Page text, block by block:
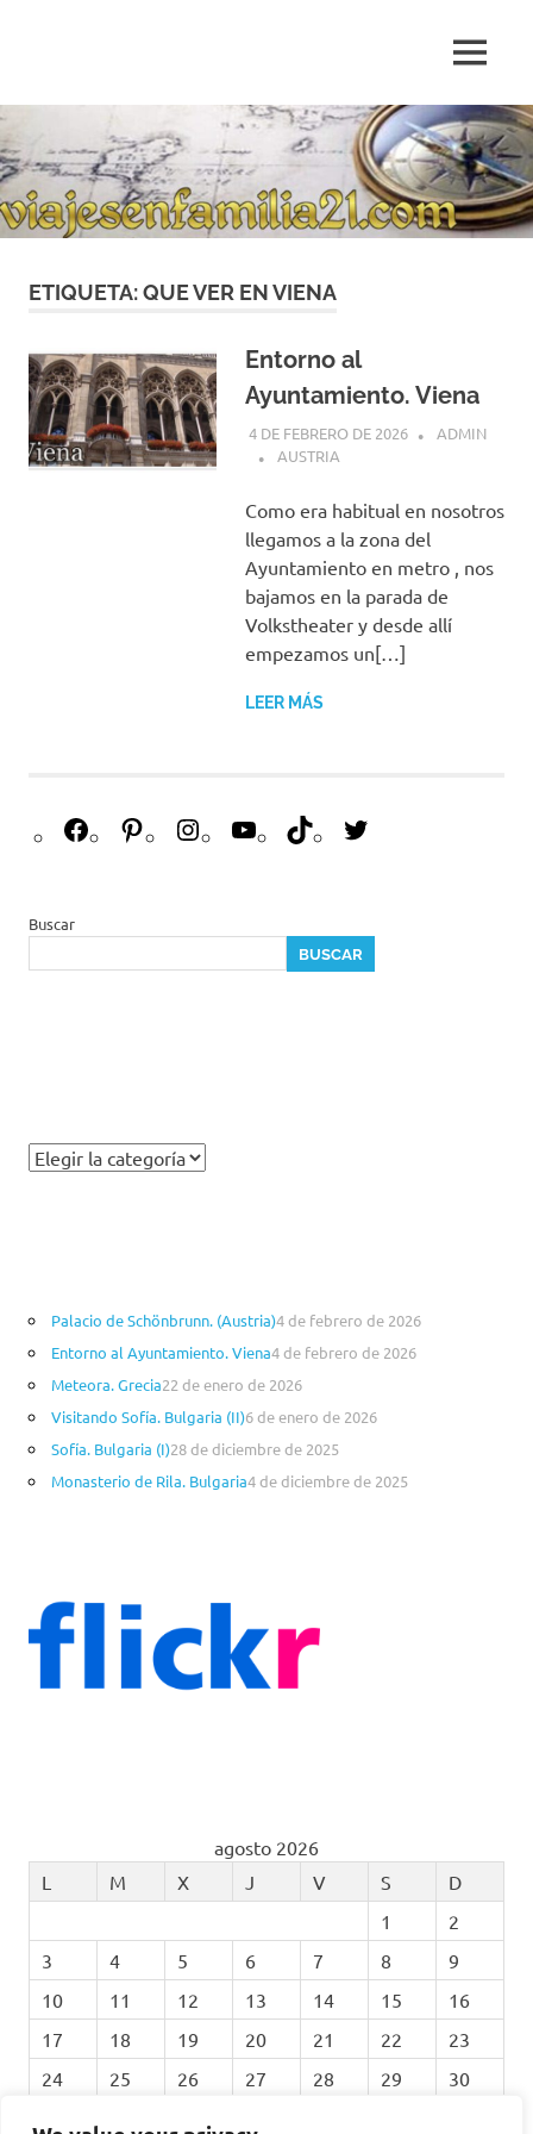
de
de
viajes
personales
MENÚ
ETIQUETA:QUE VER EN VIENA
Entorno al
Ayuntamiento. Viena
4 DE FEBRERO DE 2026
ADMIN
AUSTRIA
Como era habitual en nosotros
llegamos a la zona del
Ayuntamiento en metro , nos
bajamos en la parada de
Volkstheater y desde allí
empezamos un[…]
LEER MÁS
F
b
o
P
e
r
I
a
g
Y
u
b
T
o
k
t
e
Buscar
BUSCAR
C
r
í
a
s
Palacio de Schönbrunn. (Austria)4 de febrero de 2026
Entorno al Ayuntamiento. Viena4 de febrero de 2026
Meteora. Grecia22 de enero de 2026
Visitando Sofía. Bulgaria (II)6 de enero de 2026
Sofía. Bulgaria (I)28 de diciembre de 2025
Monasterio de Rila. Bulgaria4 de diciembre de 2025
agosto 2026
L
M X J V S
D
1
2
3
4 5 6 7 8
9
10
11 12 13 14 15
16
17
18 19 20 21 22
23
24
25 26 27 28 29
30